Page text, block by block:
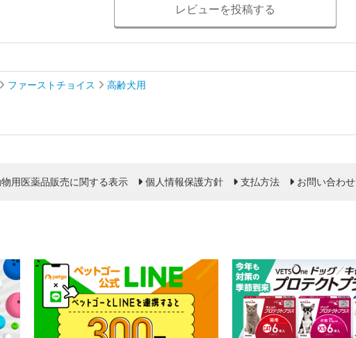
レビューを投稿する
ファーストチョイス
高齢犬用
用医薬品販売に関する表示 個人情報保護方針 支払方法 お問い合わせ